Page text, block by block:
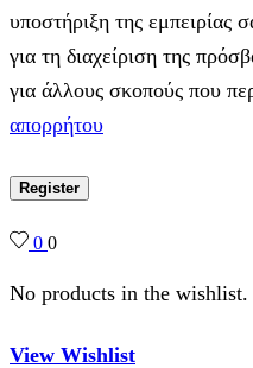
υποστήριξη της εμπειρίας
για τη διαχείριση της
για άλλους σκοπούς που
απορρήτου
Register
0 0
No products in the wishlist.
View Wishlist